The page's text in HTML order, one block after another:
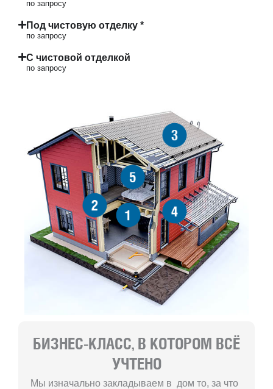
по запросу
Под чистовую отделку *
по запросу
С чистовой отделкой
по запросу
1
2
3
4
5
БИЗНЕС-КЛАСС, В КОТОРОМ ВСЁ
УЧТЕНО
Мы изначально закладываем в дом то, за что